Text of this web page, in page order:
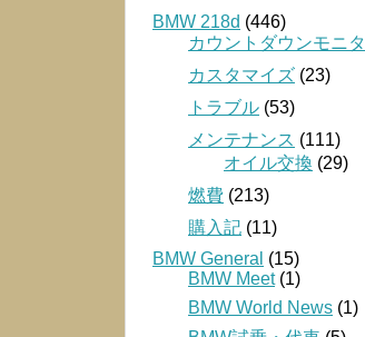
BMW 218d (446)
カウントダウンモニタ
カスタマイズ (23)
トラブル (53)
メンテナンス (111)
オイル交換 (29)
燃費 (213)
購入記 (11)
BMW General (15)
BMW Meet(1)
BMW World News (1)